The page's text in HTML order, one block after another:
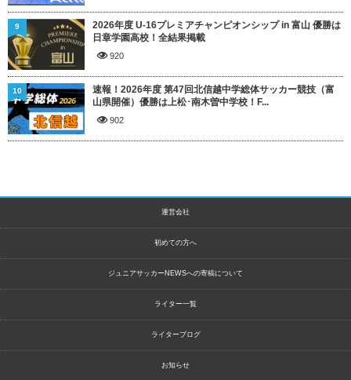
2026年度 U-16プレミアチャンピオンシップ in 富山 優勝は
日章学園高校！全結果掲載
920
9
速報！2026年度 第47回北信越中学総体サッカー競技（富
山県開催）優勝は上松･南木曽中学校！F...
902
10
運営会社
初めての方へ
ジュニアサッカーNEWSへの寄稿について
ライター一覧
ライターブログ
お知らせ